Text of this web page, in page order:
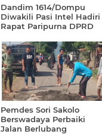
Dandim 1614/Dompu
Diwakili Pasi Intel Hadiri
Rapat Paripurna DPRD
Pemdes Sori Sakolo
Berswadaya Perbaiki
Jalan Berlubang